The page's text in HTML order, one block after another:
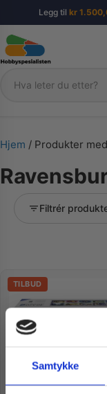
Samtykke
Legg til kr
Søk
Hjem / Produkter
Filtrér
TILBUD